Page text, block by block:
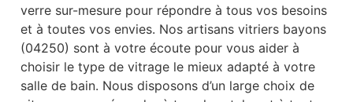
verre sur-mesure pour répondre à tous vos besoins
et à toutes vos envies. Nos artisans vitriers bayons
(04250) sont à votre écoute pour vous aider à
choisir le type de vitrage le mieux adapté à votre
salle de bain. Nous disposons d’un large choix de